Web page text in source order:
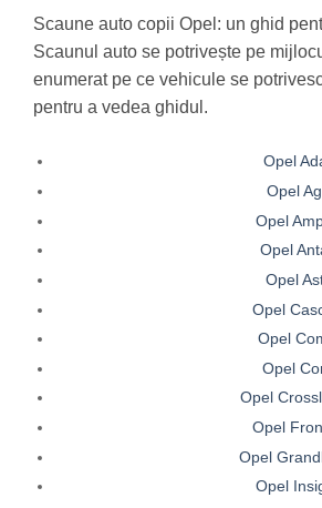
Scaune auto copii Opel: un ghid
Scaunul auto se potrivește pe
enumerat pe ce vehicule se
pentru a vedea ghidul.
Opel
Opel
Opel
Opel
Opel
Opel
Opel
Opel
Opel
Opel
Opel
Opel